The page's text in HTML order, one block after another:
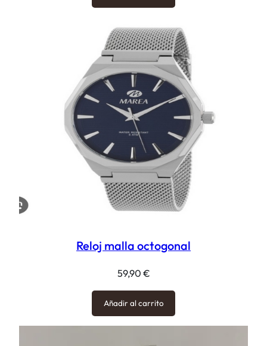
Reloj malla octogonal
59,90 €
Añadir al carrito